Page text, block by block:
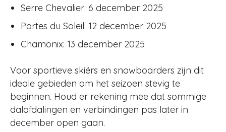
Serre Chevalier: 6 december 2025
Portes du Soleil: 12 december 2025
Chamonix: 13 december 2025
Voor sportieve skiërs en snowboarders zijn dit
ideale gebieden om het seizoen stevig te
beginnen. Houd er rekening mee dat sommige
dalafdalingen en verbindingen pas later in
december open gaan.